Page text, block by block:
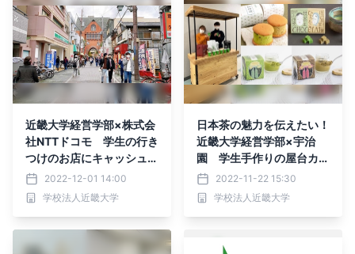
近畿大学経営学部×株式会
社NTTドコモ 学生の行き
つけのお店にキャッシュレ
ス導入提案を実施
2022-12-01 14:00
学校法人近畿大学
日本茶の魅力を伝えたい！
近畿大学経営学部×宇治
園 学生手作りの屋台カフ
ェでお茶のスイーツセット
を期間限定販売
2022-11-22 15:30
学校法人近畿大学